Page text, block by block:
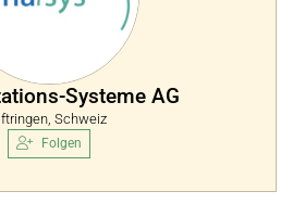
Systeme AG
Schweiz
Folgen